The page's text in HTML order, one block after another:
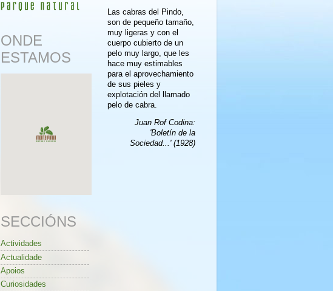
ONDE
ESTAMOS
SECCIÓNS
Actividades
Actualidade
Apoios
Curiosidades
Las cabras del Pindo,
son de pequeño tamaño,
muy ligeras y con el
cuerpo cubierto de un
pelo muy largo, que les
hace muy estimables
para el aprovechamiento
de sus pieles y
explotación del llamado
pelo de cabra.
Juan Rof Codina:
'Boletín de la
Sociedad...' (1928)